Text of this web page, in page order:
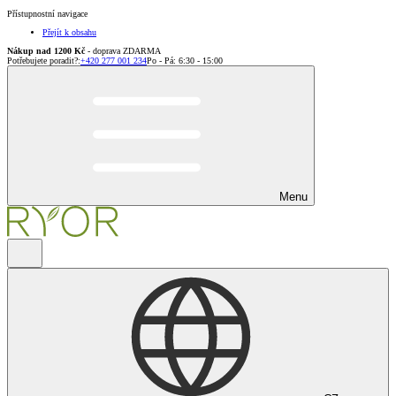
Přístupnostní navigace
Přejít k obsahu
Nákup nad 1200 Kč - doprava ZDARMA
Potřebujete poradit?:+420 277 001 234Po - Pá: 6:30 - 15:00
Menu